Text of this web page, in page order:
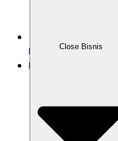
Close Bisnis
Published:17/10/2025
Labamu